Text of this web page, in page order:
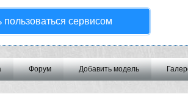
пользоваться сервисом
Форум Добавить модель